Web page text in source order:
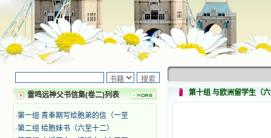
雷鸣远神父书信集(卷二)列表
·第一组 青奉期写给胞弟的信（一至
·第二组 给胞妹书（六至十二）
第十组 与欧洲留学生（